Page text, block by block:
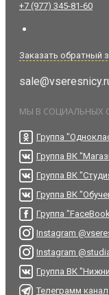
+7 (977) 345-81-60
Заказать обратный
МЫ В СОЦИАЛЬНЫХ
Группа
Группа ВК
Группа ВК
Группа ВК
Группа
Instagram
Instagram
Группа ВК
Телеграмм канал